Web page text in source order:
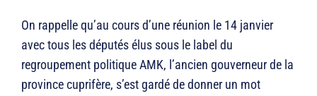
On rappelle qu’au cours d’une réunion le 14 janvier
avec tous les députés élus sous le label du
regroupement politique AMK, l’ancien gouverneur de la
province cuprifère, s’est gardé de donner un mot